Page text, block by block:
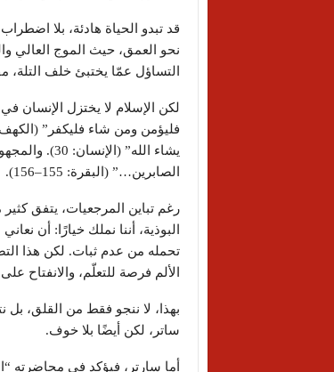
قد تبدو الحياة هادئة، بلا
نحو العمق، حيث الموج العالي
التساؤل عمّا يختبئ خلف التلة،
لكن الإسلام لا يختزل الإنسان
يشاء الله”
الصابرين…” (البقرة: 155–156).
رغم تباين المرجعيات، يتفق
البوذية، أننا نملك خيارًا: أن
تحمله من عدم ثبات. لكن هذا
الألم فرصة للتعلّم، والانفتاح
بهذا، لا ننجو فقط من القلق، بل
ساتر، لكن أيضًا بلا خوف.
أما سارتر، فيؤكد في محاضرته